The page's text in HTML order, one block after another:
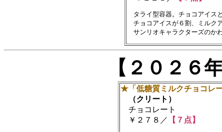
タライ型容器。チョコアイス
チョコアイスが６割、ミルク
【２０２
★「低糖質ミルクチョコレ
（クリート）
チョコレート
￥２７８／
【７点】